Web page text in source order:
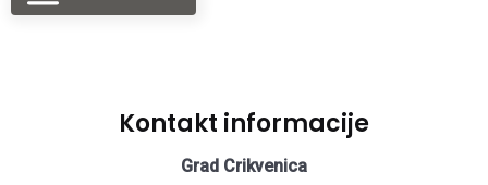
Kontakt informacije
Grad Crikvenica